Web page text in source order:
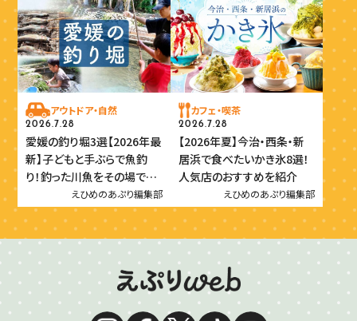
アウトドア・自然
2026.7.28
愛媛の釣り堀3選【2026年最
新】子どもと手ぶらで魚釣
り！釣った川魚をその場で味
えひめのあぷり編集部
カフェ・喫茶
2026.7.28
【2026年夏】今治・西条・新
居浜で食べたいかき氷8選！
人気店のおすすめを紹介
えひめのあぷり編集部